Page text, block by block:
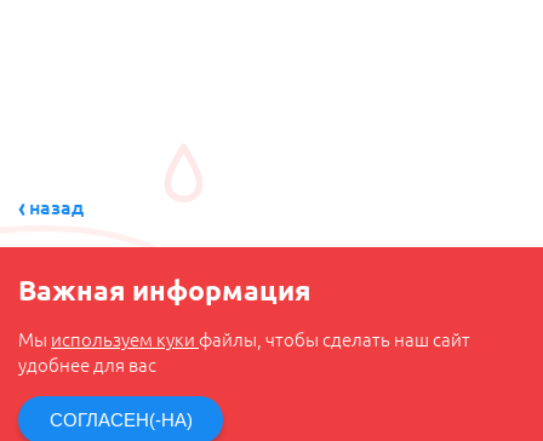
назад
Важная информация
Мы используем куки файлы, чтобы сделать наш сайт
удобнее для вас
СОГЛАСЕН(-НА)